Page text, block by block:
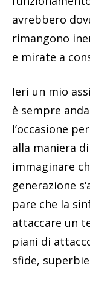
avrebbero
rimangono
e mirate a
Ieri un mio
è sempre
l’occasione
alla maniera
immaginare
generazione
pare che la
attaccare un
piani di
sfide,